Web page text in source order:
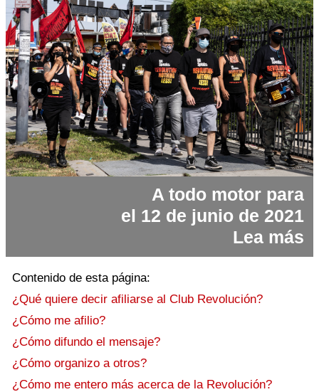
A todo motor para
el 12 de junio de 2021
Lea más
Contenido de esta página:
¿Qué quiere decir afiliarse al Club Revolución?
¿Cómo me afilio?
¿Cómo difundo el mensaje?
¿Cómo organizo a otros?
¿Cómo me entero más acerca de la Revolución?